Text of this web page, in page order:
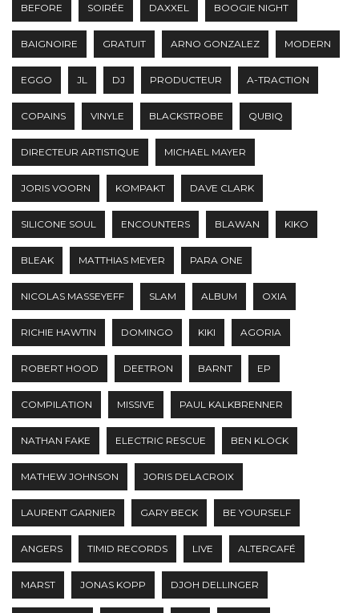
BEFORE SOIRÉE DAXXEL BOOGIE NIGHT
BAIGNOIRE GRATUIT ARNO GONZALEZ MODERN
EGGO JL DJ PRODUCTEUR A-TRACTION
COPAINS VINYLE BLACKSTROBE QUBIQ
DIRECTEUR ARTISTIQUE MICHAEL MAYER
JORIS VOORN KOMPAKT DAVE CLARK
SILICONE SOUL ENCOUNTERS BLAWAN KIKO
BLEAK MATTHIAS MEYER PARA ONE
NICOLAS MASSEYEFF SLAM ALBUM OXIA
RICHIE HAWTIN DOMINGO KIKI AGORIA
ROBERT HOOD DEETRON BARNT EP
COMPILATION MISSIVE PAUL KALKBRENNER
NATHAN FAKE ELECTRIC RESCUE BEN KLOCK
MATHEW JOHNSON JORIS DELACROIX
LAURENT GARNIER GARY BECK BE YOURSELF
ANGERS TIMID RECORDS LIVE ALTERCAFÉ
MARST JONAS KOPP DJOH DELLINGER